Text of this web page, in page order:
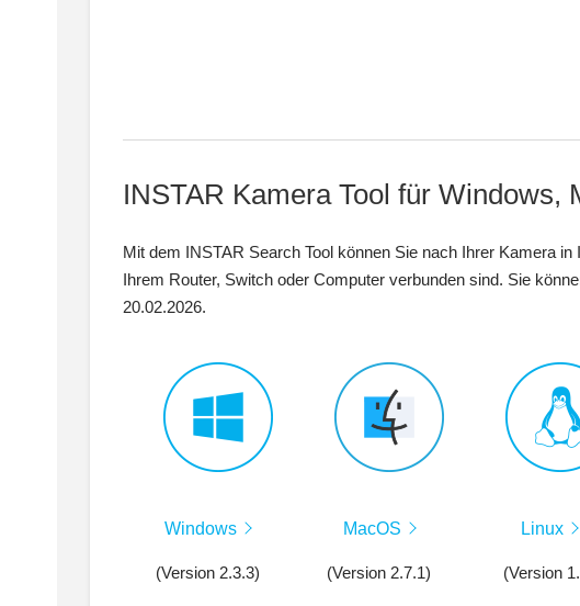
INSTAR Kamera Tool für Windows,
Mit dem INSTAR Search Tool können Sie nach Ihrer Kamera
Ihrem Router, Switch oder Computer verbunden sind. Sie
20.02.2026.
Windows
(Version 2.3.3)
MacOS
(Version 2.7.1)
Linux
(Version